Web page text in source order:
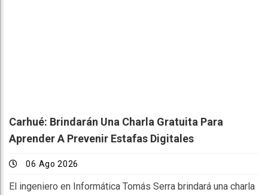
Carhué: Brindarán Una Charla Gratuita Para
Aprender A Prevenir Estafas Digitales
06 Ago 2026
El ingeniero en Informática Tomás Serra brindará una charla